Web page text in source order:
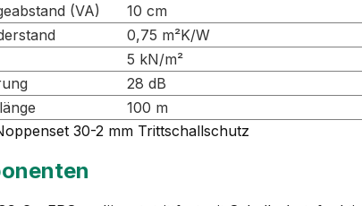
(VA)
10 cm
0,75 m²K/W
5 kN/m²
28 dB
100 m
30-2 mm Trittschallschutz